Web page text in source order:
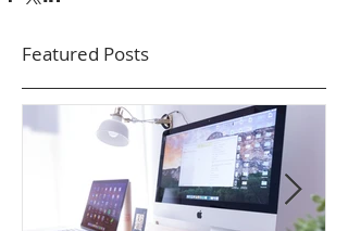
Featured Posts